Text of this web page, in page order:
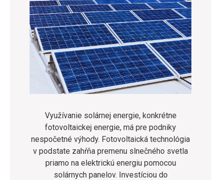
Využívanie solárnej energie, konkrétne
fotovoltaickej energie, má pre podniky
nespočetné výhody. Fotovoltaická technológia
v podstate zahŕňa premenu slnečného svetla
priamo na elektrickú energiu pomocou
solárnych panelov. Investíciou do